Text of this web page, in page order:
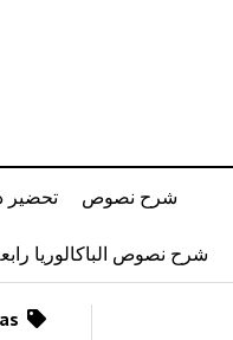
شرح نصوص تحضير
شرح نصوص الباكالوريا